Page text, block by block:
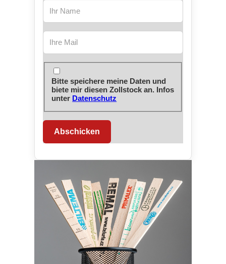
Bitte speichere meine Daten und
biete mir diesen Zollstock an. Infos
unter Datenschutz
Abschicken